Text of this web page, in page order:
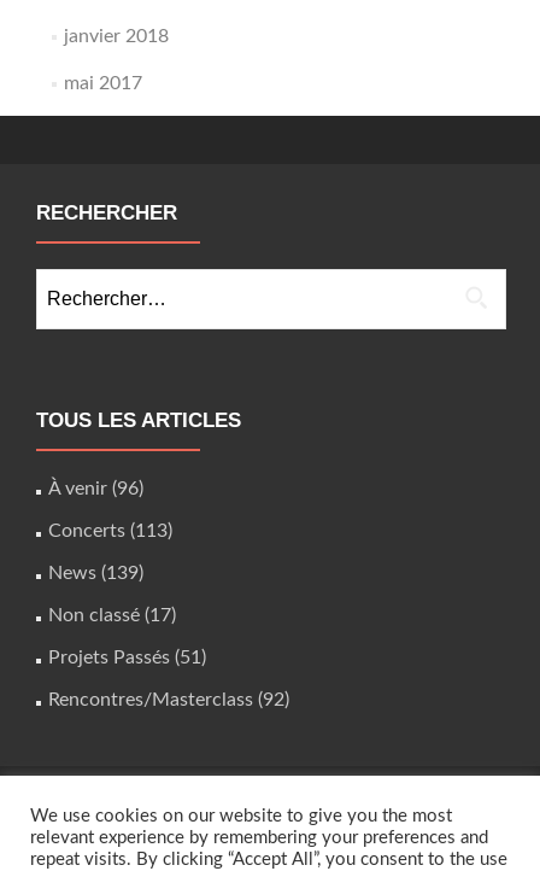
janvier 2018
mai 2017
RECHERCHER
TOUS LES ARTICLES
À venir (96)
Concerts (113)
News (139)
Non classé (17)
Projets Passés (51)
Rencontres/Masterclass (92)
studio.instrumental@gmail.com
We use cookies on our website to give you the most
relevant experience by remembering your preferences and
repeat visits. By clicking “Accept All”, you consent to the use